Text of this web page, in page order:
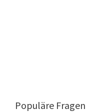
Populäre Fragen